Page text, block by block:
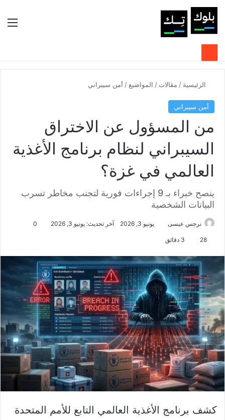
بحثالوضع
الرئيسية / مقالات / المواضيع / أمن سيبراني
أمن سيبراني
من المسؤول عن الاختراق
السيبراني لنظام برنامج الأغذية
العالمي في غزة؟
ينصح خبراء بـ 9 إجراءات فورية لتجنب مخاطر تسرب
البيانات الشخصية
نرجس عيسى يونيو 3, 2026 آخر تحديث: يونيو 3, 2026 0
28
كشف برنامج الأغذية العالمي التابع للأمم المتحدة